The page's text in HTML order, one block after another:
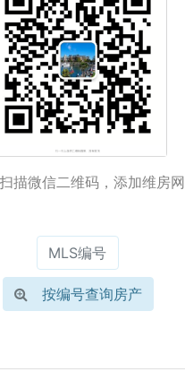
描微信二维码，添加维房网
按编号查询房产